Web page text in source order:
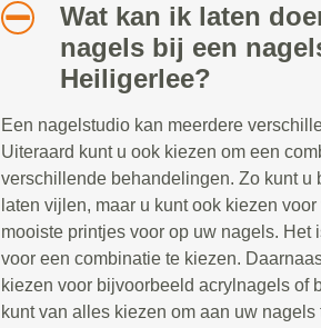
Wat kan ik laten
nagels bij een
Heiligerlee?
Een nagelstudio kan meerdere
Uiteraard kunt u ook kiezen om een
verschillende behandelingen. Zo kunt
laten vijlen, maar u kunt ook kiezen
mooiste printjes voor op uw nagels. Het
voor een combinatie te kiezen.
kiezen voor bijvoorbeeld acrylnagels of
kunt van alles kiezen om aan uw